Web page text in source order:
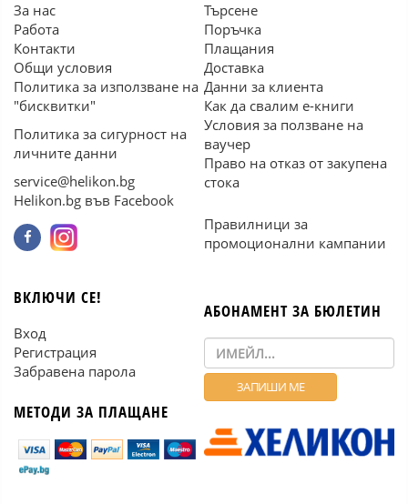
За нас
Работа
Контакти
Общи условия
Политика за използване на
"бисквитки"
Политика за сигурност на
личните данни
service@helikon.bg
Helikon.bg във Facebook
Търсене
Поръчка
Плащания
Доставка
Данни за клиента
Как да свалим е-книги
Условия за ползване на
ваучер
Право на отказ от закупена
стока
Правилници за
промоционални кампании
ВКЛЮЧИ СЕ!
Вход
Регистрация
Забравена парола
МЕТОДИ ЗА ПЛАЩАНЕ
АБОНАМЕНТ ЗА БЮЛЕТИН